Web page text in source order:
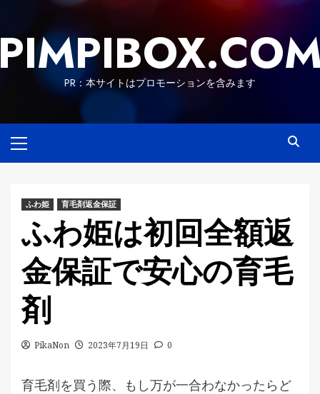
content
PR：本サイトはプロモーションを含みます
Menu
ふわ姫 育毛剤返金保証
ふわ姫は初回全額返
金保証で安心の育毛
剤
PikaNon 2023年7月19日 0
育毛剤を買う際、もし万が一合わなかったらど